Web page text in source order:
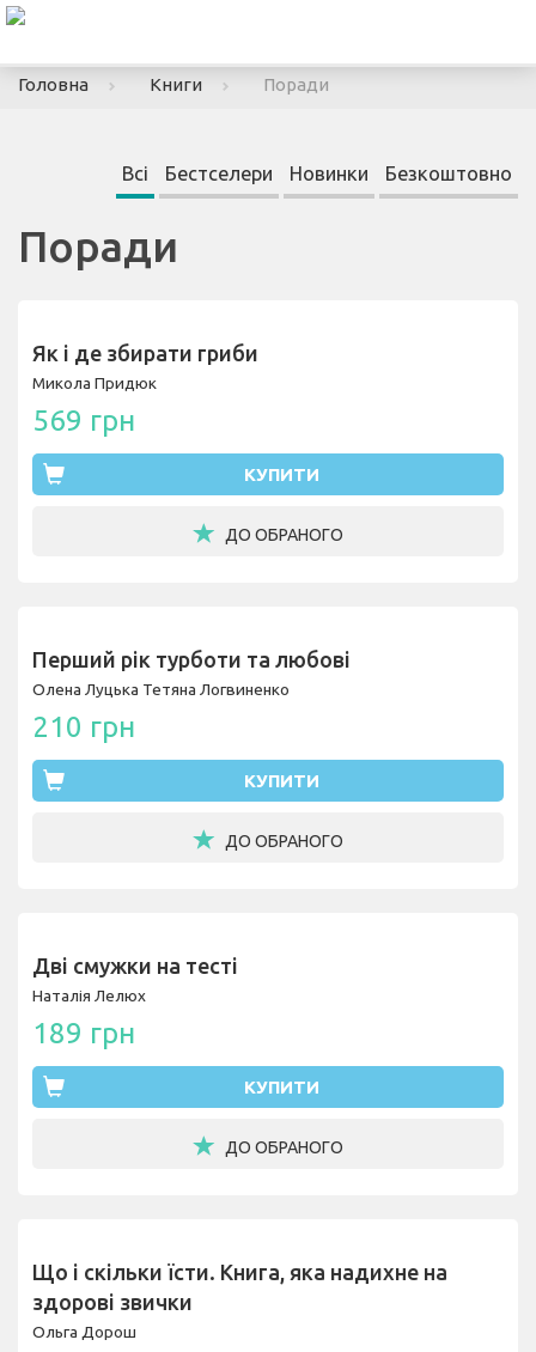
Головна
Книги Поради
Всі Бестселери Новинки Безкоштовно
Поради
Як і де збирати гриби
Микола Придюк
569 грн
КУПИТИ
ДО ОБРАНОГО
Перший рік турботи та любові
Олена Луцька Тетяна Логвиненко
210 грн
КУПИТИ
ДО ОБРАНОГО
Дві смужки на тесті
Наталія Лелюх
189 грн
КУПИТИ
ДО ОБРАНОГО
Що і скільки їсти. Книга, яка надихне на
здорові звички
Ольга Дорош